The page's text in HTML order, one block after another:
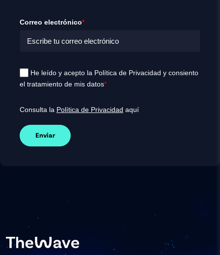
Correo electrónico*
He leído y acepto la Política de Privacidad y consiento
el tratamiento de mis datos*
Consulta la Política de Privacidad aquí
Enviar